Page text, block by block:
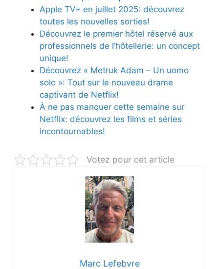
Apple TV+ en juillet 2025: découvrez
toutes les nouvelles sorties!
Découvrez le premier hôtel réservé aux
professionnels de l’hôtellerie: un concept
unique!
Découvrez « Metruk Adam – Un uomo
solo »: Tout sur le nouveau drame
captivant de Netflix!
À ne pas manquer cette semaine sur
Netflix: découvrez les films et séries
incontournables!
Votez pour cet article
Marc Lefebvre